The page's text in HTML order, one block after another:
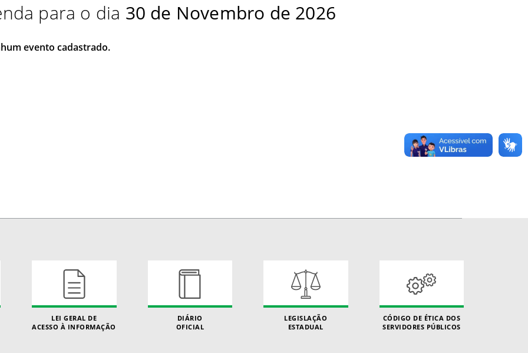
para o dia 30 de Novembro de 2026
evento cadastrado.
LEI GERAL DE
ACESSO À INFORMAÇÃO
DIÁRIO
OFICIAL
LEGISLAÇÃO
ESTADUAL
CÓDIGO DE ÉTICA DOS
SERVIDORES PÚBLICOS